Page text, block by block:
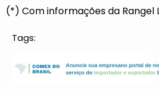
(*) Com informações da Rangel
Tags: